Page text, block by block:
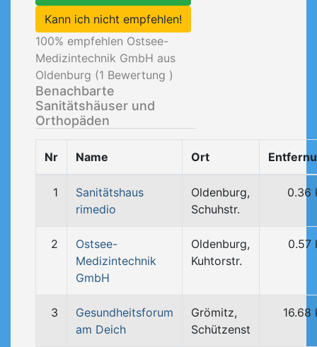
Kann ich nicht empfehlen!
100% empfehlen Ostsee-
Medizintechnik GmbH aus
Oldenburg (1 Bewertung )
Benachbarte
Sanitätshäuser und
Orthopäden
Nr Name Ort
1
Sanitätshaus
rimedio
Oldenburg,
Schuhstr.
0.36
2
Ostsee-
Medizintechnik
GmbH
Oldenburg,
Kuhtorstr.
0.57
3
Gesundheitsforum
am Deich
Grömitz,
Schützenst
16.68